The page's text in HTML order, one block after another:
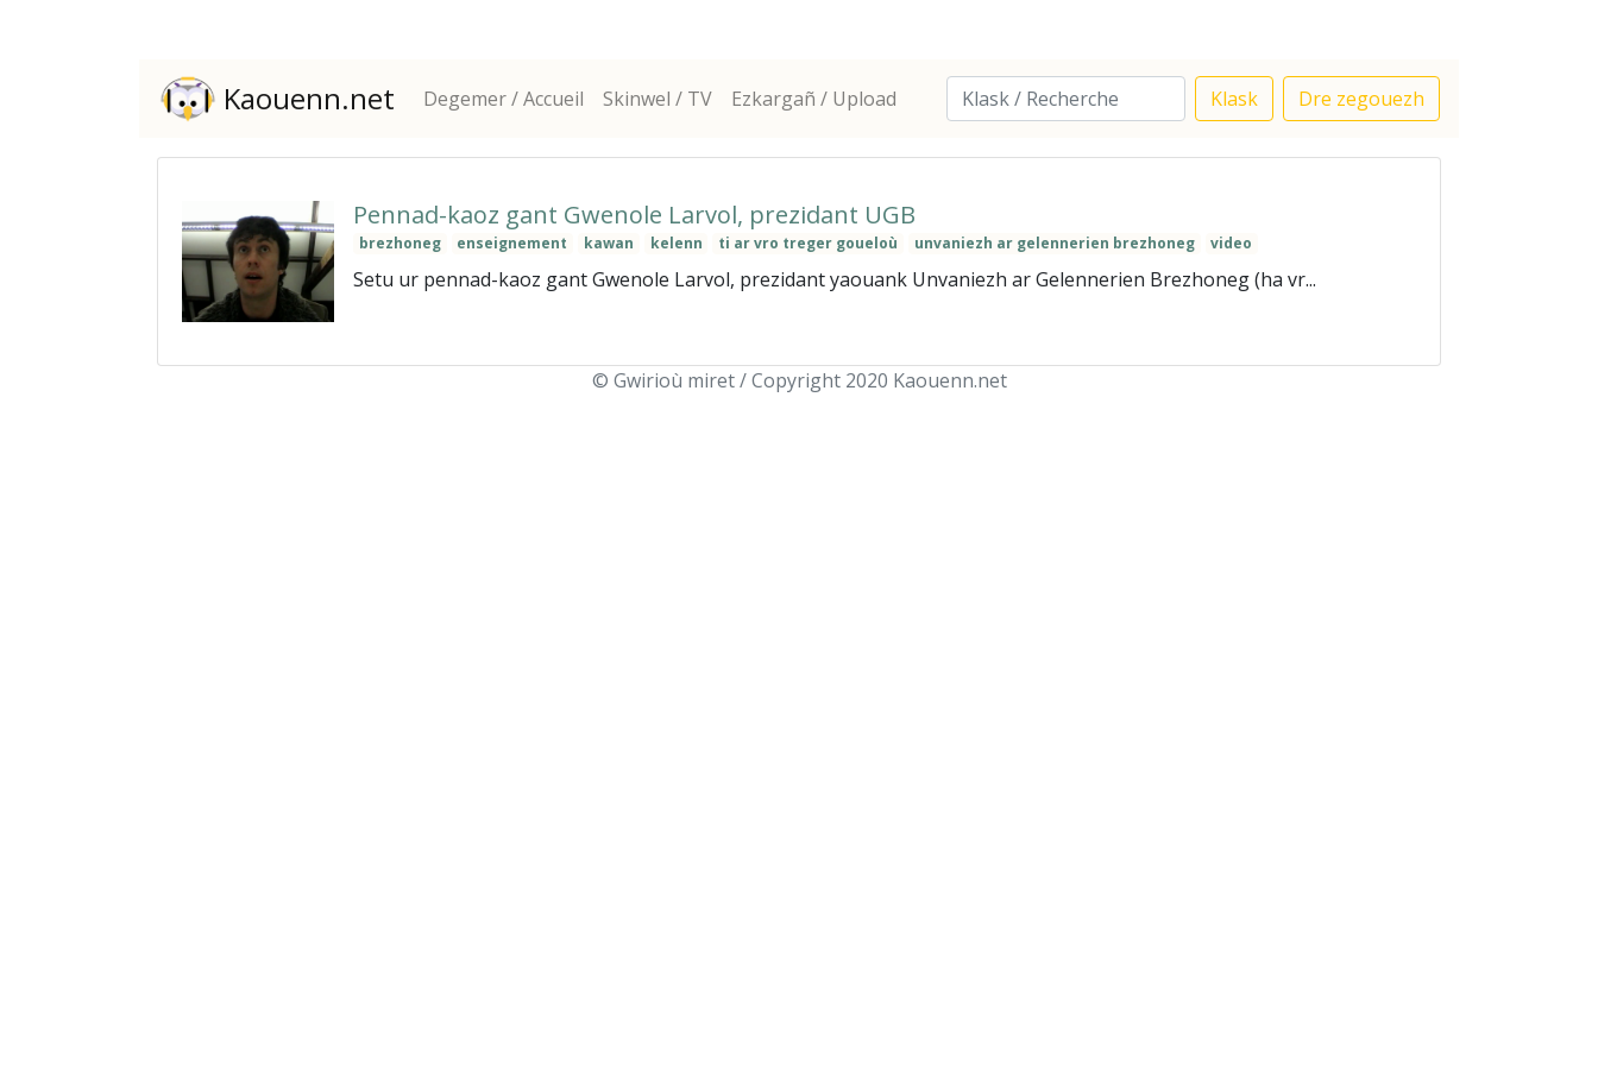
Kaouenn.net Degemer / Accueil Skinwel / TV Ezkargañ / Upload Klask Dre zegouezh
Pennad-kaoz gant Gwenole Larvol, prezidant UGB
brezhoneg enseignement kawan kelenn ti ar vro treger goueloù unvaniezh ar gelennerien brezhoneg video
Setu ur pennad-kaoz gant Gwenole Larvol, prezidant yaouank Unvaniezh ar Gelennerien Brezhoneg (ha vr...
© Gwirioù miret / Copyright 2020 Kaouenn.net